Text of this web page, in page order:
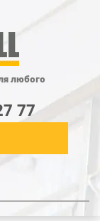
любого
77